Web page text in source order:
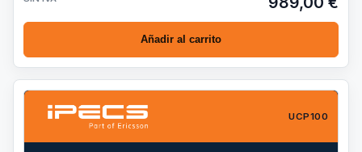
Añadir al carrito
UCP100